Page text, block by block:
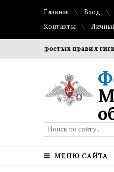
Главная Вход
Контакты
простых правил
МЕНЮ САЙТА